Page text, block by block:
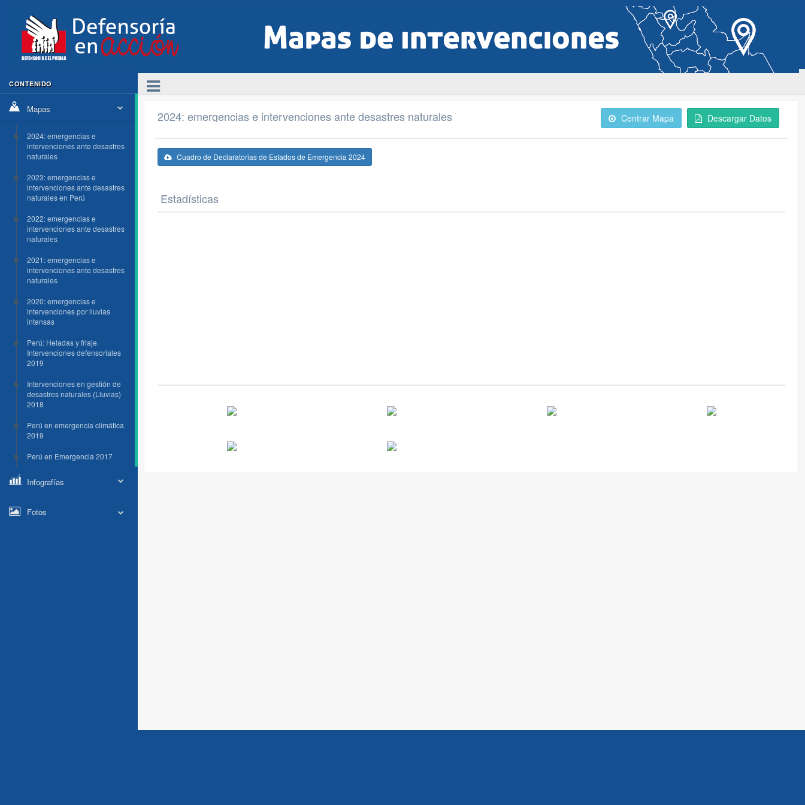
CONTENIDO
Mapas
2024: emergencias e
intervenciones ante desastres
naturales
2023: emergencias e
intervenciones ante desastres
naturales en Perú
2022: emergencias e
intervenciones ante desastres
naturales
2021: emergencias e
intervenciones ante desastres
naturales
2020: emergencias e
intervenciones por lluvias
intensas
Perú: Heladas y friaje.
Intervenciones defensoriales
2019
Intervenciones en gestión de
desastres naturales (Lluvias)
2018
Perú en emergencia climática
2019
Perú en Emergencia 2017
Infografías
Fotos
2024: emergencias e intervenciones ante desastres naturales Centrar Mapa Descargar Datos
Cuadro de Declaratorias de Estados de Emergencia 2024
Estadísticas